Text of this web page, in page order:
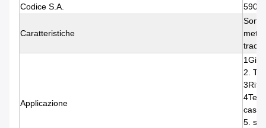
Codice S.A.
Caratteristiche
Sono
Applicazione
2.
casa.
5.